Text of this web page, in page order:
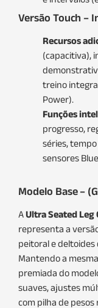
Versão Touch –
Recursos
(capacitiva),
treino
Power).
Funções
progresso,
séries,
sensores
Modelo Base –
AUltra Seated Leg
representa a
peitoral e deltoides
Mantendo a
premiada do
suaves, ajustes
com pilha de